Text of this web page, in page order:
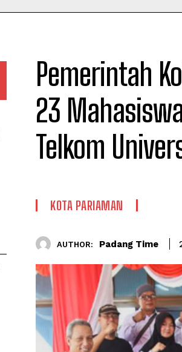
Pemerintah
23
Telkom
KOTA PARIAMAN
AUTHOR: Padang Time